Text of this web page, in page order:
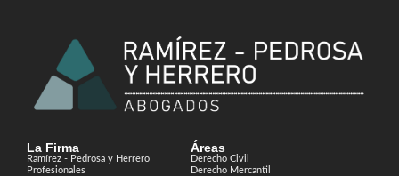
La Firma
Ramírez - Pedrosa y Herrero
Profesionales
Áreas
Derecho Civil
Derecho Mercantil